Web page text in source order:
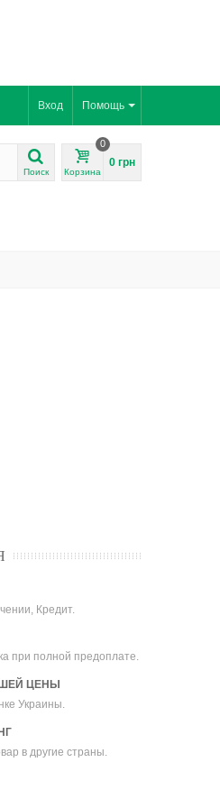
Помощь
Вход
Поиск Корзина
0
0 грн
Кредит.
при полной предоплате.
ЦЕНЫ
Украины.
в другие страны.